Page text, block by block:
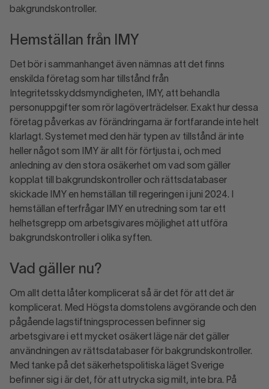
bakgrundskontroller.
Hemställan från IMY
Det bör i sammanhanget även nämnas att det finns
enskilda företag som har tillstånd från
Integritetsskyddsmyndigheten, IMY, att behandla
personuppgifter som rör lagöverträdelser. Exakt hur dessa
företag påverkas av förändringarna är fortfarande inte helt
klarlagt. Systemet med den här typen av tillstånd är inte
heller något som IMY är allt för förtjusta i, och med
anledning av den stora osäkerhet om vad som gäller
kopplat till bakgrundskontroller och rättsdatabaser
skickade IMY en hemställan till regeringen i juni 2024. I
hemställan efterfrågar IMY en utredning som tar ett
helhetsgrepp om arbetsgivares möjlighet att utföra
bakgrundskontroller i olika syften.
Vad gäller nu?
Om allt detta låter komplicerat så är det för att det är
komplicerat. Med Högsta domstolens avgörande och den
pågående lagstiftningsprocessen befinner sig
arbetsgivare i ett mycket osäkert läge när det gäller
användningen av rättsdatabaser för bakgrundskontroller.
Med tanke på det säkerhetspolitiska läget Sverige
befinner sig i är det, för att utrycka sig milt, inte bra. På